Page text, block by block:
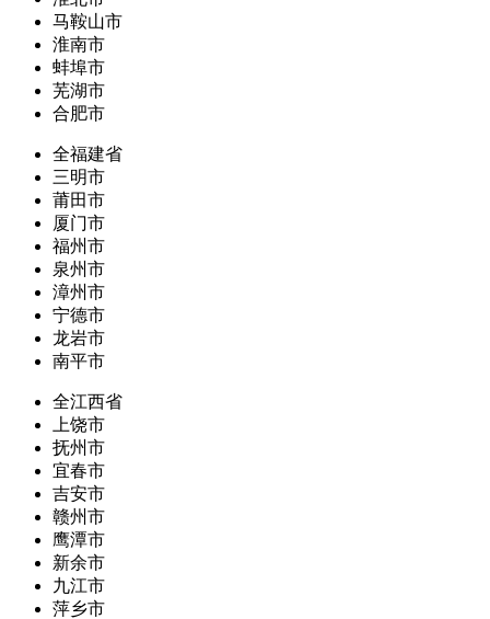
马鞍山市
淮南市
蚌埠市
芜湖市
合肥市
全福建省
三明市
莆田市
厦门市
福州市
泉州市
漳州市
宁德市
龙岩市
南平市
全江西省
上饶市
抚州市
宜春市
吉安市
赣州市
鹰潭市
新余市
九江市
萍乡市